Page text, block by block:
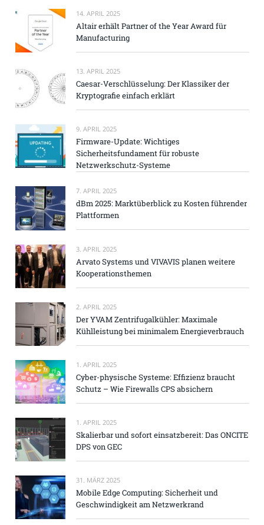
14. APRIL 2025
Altair erhält Partner of the Year Award für
Manufacturing
13. APRIL 2025
Caesar-Verschlüsselung: Der Klassiker der
Kryptografie einfach erklärt
9. APRIL 2025
Firmware-Update: Wichtiges
Sicherheitsfundament für robuste
Netzwerkschutz-Systeme
7. APRIL 2025
dBm 2025: Marktüberblick zu Kosten führender
Plattformen
3. APRIL 2025
Arvato Systems und VIVAVIS planen weitere
Kooperationsthemen
2. APRIL 2025
Der YVAM Zentrifugalkühler: Maximale
Kühlleistung bei minimalem Energieverbrauch
1. APRIL 2025
Cyber-physische Systeme: Effizienz braucht
Schutz – Wie Firewalls CPS absichern
1. APRIL 2025
Skalierbar und sofort einsatzbereit: Das ONCITE
DPS von GEC
31. MÄRZ 2025
Mobile Edge Computing: Sicherheit und
Geschwindigkeit am Netzwerkrand